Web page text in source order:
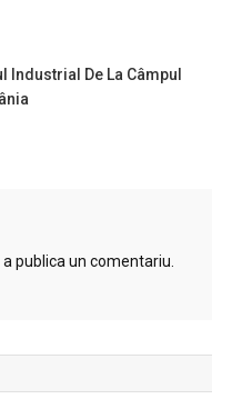
Industrial De La Câmpul
publica un comentariu.